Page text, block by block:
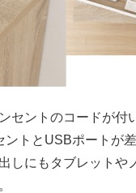
セントのコードが付
ントとUSBポートが
しにもタブレットや